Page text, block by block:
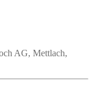
AG, Mettlach,